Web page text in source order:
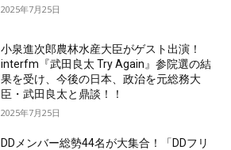
2025年7月25日
小泉進次郎農林水産大臣がゲスト出演！
interfm『武田良太 Try Again』参院選の結
果を受け、今後の日本、政治を元総務大
臣・武田良太と鼎談！！
2025年7月25日
DDメンバー総勢44名が大集合！「DDフリ